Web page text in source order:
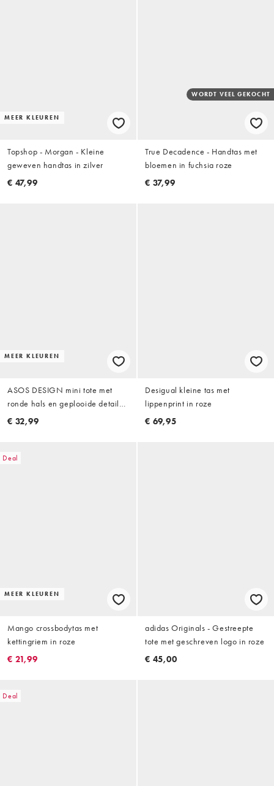
MEER KLEUREN
Topshop - Morgan - Kleine
geweven handtas in zilver
€ 47,99
WORDT VEEL GEKOCHT
True Decadence - Handtas met
bloemen in fuchsia roze
€ 37,99
MEER KLEUREN
ASOS DESIGN mini tote met
ronde hals en geplooide details
met binnenvakje in oudroze
€ 32,99
Desigual kleine tas met
lippenprint in roze
€ 69,95
Deal
MEER KLEUREN
Mango crossbodytas met
kettingriem in roze
€ 21,99
adidas Originals - Gestreepte
tote met geschreven logo in roze
€ 45,00
Deal